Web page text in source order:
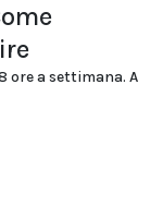
ore a settimana. A